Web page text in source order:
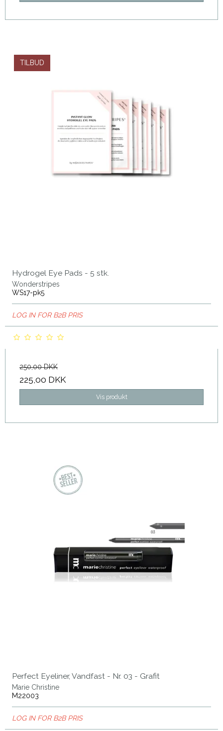
TILBUD
Hydrogel Eye Pads - 5 stk.
Wonderstripes
WS17-pk5
LOG IN FOR B2B PRIS
250,00 DKK
225,00 DKK
Vis produkt
Perfect Eyeliner, Vandfast - Nr. 03 - Grafit
Marie Christine
M22003
LOG IN FOR B2B PRIS